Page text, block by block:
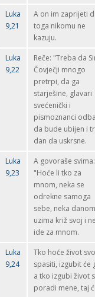
Luka
9,21
A on im zaprijeti
toga nikomu ne
kazuju.
Luka
9,22
Reče: "Treba da
Čovječji mnogo
pretrpi, da ga
starješine, glavari
svećenički i
pismoznanci
da bude ubijen i
dan da uskrsne.
Luka
9,23
A govoraše svima:
"Hoće li tko za
mnom, neka se
odrekne samoga
sebe, neka
uzima križ svoj i
ide za mnom.
Luka
9,24
Tko hoće život
spasiti, izgubit će
a tko izgubi život
poradi mene, taj